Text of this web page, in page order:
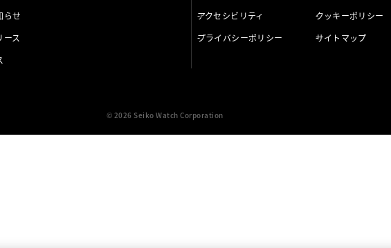
らせ
ース
アクセシビリティ
プライバシーポリシー
クッキーポリシー
サイトマップ
© 2026 Seiko Watch Corporation